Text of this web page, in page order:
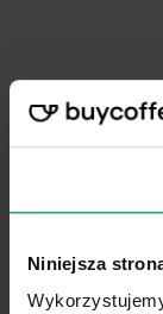
Niniejsza